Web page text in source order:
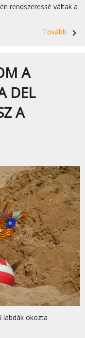
rendszeressé váltak a
Tovább
navigate_next
A
DEL
A
labdák okozta